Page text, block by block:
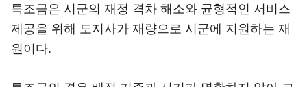
특조금은 시군의 재정 격차 해소와 균형적인 서비스
제공을 위해 도지사가 재량으로 시군에 지원하는 재
원이다.